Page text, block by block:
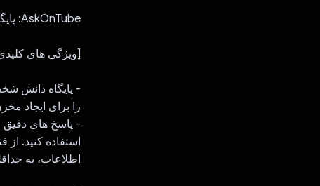
AskOnTube: پایگاه دانش شخصی YouTube شما
[ویژگی های
را برای ایجاد
اطلاعات، به